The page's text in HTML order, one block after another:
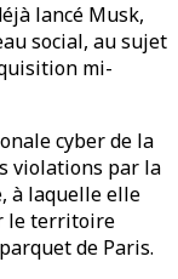
lancé Musk,
social, au sujet
mi-
cyber de la
violations par la
à laquelle elle
le territoire
de Paris.